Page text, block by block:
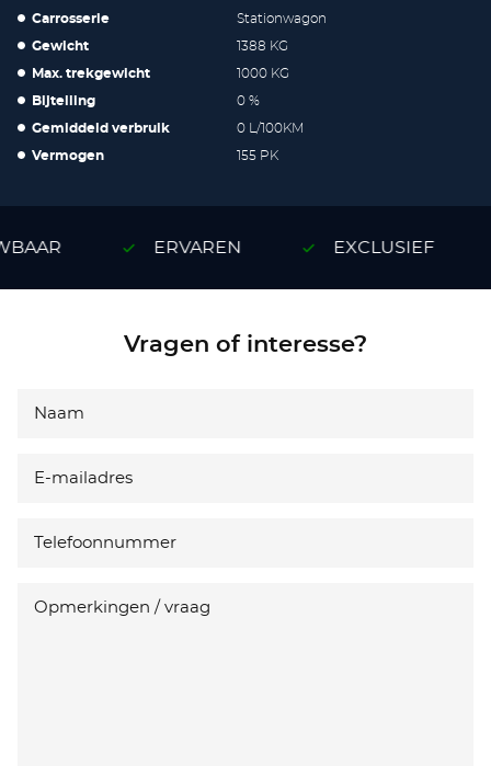
Carrosserie Stationwagon
Gewicht 1388 KG
Max. trekgewicht 1000 KG
Bijtelling 0 %
Gemiddeld verbruik 0 L/100KM
Vermogen 155 PK
ERVAREN EXCLUSIEF
Vragen of interesse?